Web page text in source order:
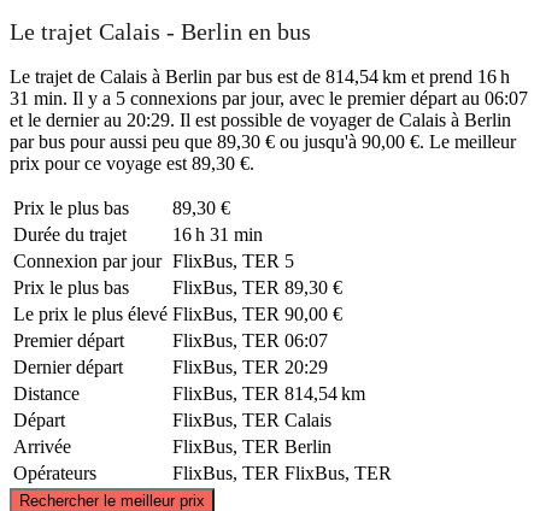
Le trajet Calais - Berlin en bus
Le trajet de Calais à Berlin par bus est de 814,54 km et prend 16 h
31 min. Il y a 5 connexions par jour, avec le premier départ au 06:07
et le dernier au 20:29. Il est possible de voyager de Calais à Berlin
par bus pour aussi peu que 89,30 € ou jusqu'à 90,00 €. Le meilleur
prix pour ce voyage est 89,30 €.
Prix ​​le plus bas
89,30 €
Durée du trajet
16 h 31 min
Connexion par jour FlixBus, TER 5
Prix ​​le plus bas
FlixBus, TER 89,30 €
Le prix le plus élevé FlixBus, TER 90,00 €
Premier départ
FlixBus, TER 06:07
Dernier départ
FlixBus, TER 20:29
Distance
FlixBus, TER 814,54 km
Départ
FlixBus, TER Calais
Arrivée
FlixBus, TER Berlin
Opérateurs
FlixBus, TER FlixBus, TER
Rechercher le meilleur prix
©CARTO, © OpenStreetMap